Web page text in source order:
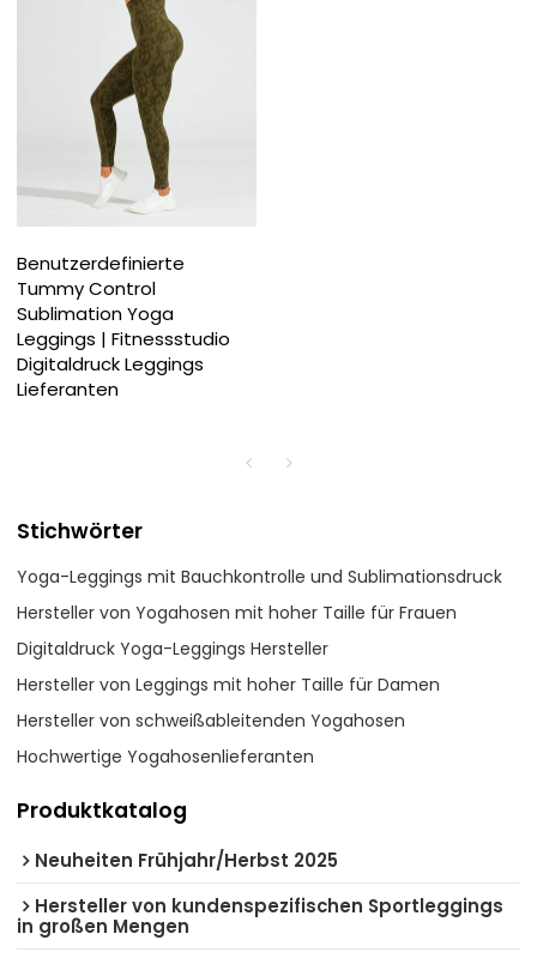
Benutzerdefinierte
Tummy Control
Sublimation Yoga
Leggings | Fitnessstudio
Digitaldruck Leggings
Lieferanten
Stichwörter
Yoga-Leggings mit Bauchkontrolle und Sublimationsdruck
Hersteller von Yogahosen mit hoher Taille für Frauen
Digitaldruck Yoga-Leggings Hersteller
Hersteller von Leggings mit hoher Taille für Damen
Hersteller von schweißableitenden Yogahosen
Hochwertige Yogahosenlieferanten
Produktkatalog
Neuheiten Frühjahr/Herbst 2025
Hersteller von kundenspezifischen Sportleggings
in großen Mengen